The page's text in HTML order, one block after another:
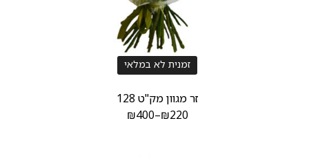
זמנית לא במלאי
זר מגוון מק"ט 128
₪220
–
₪400